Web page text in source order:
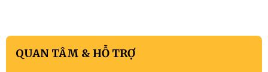
QUAN TÂM & HỖ TRỢ